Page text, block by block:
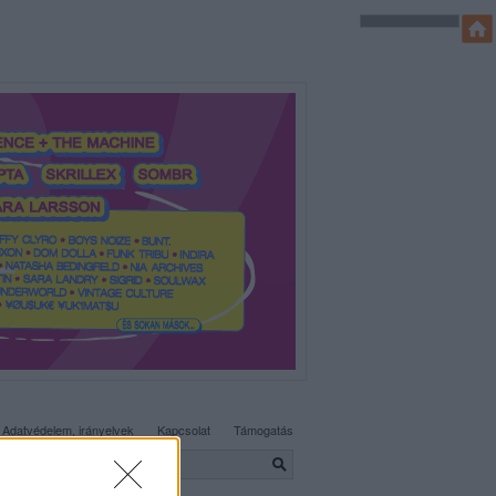
Adatvédelem, irányelvek Kapcsolat Támogatás